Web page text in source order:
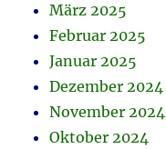
März 2025
Februar 2025
Januar 2025
Dezember 2024
November 2024
Oktober 2024